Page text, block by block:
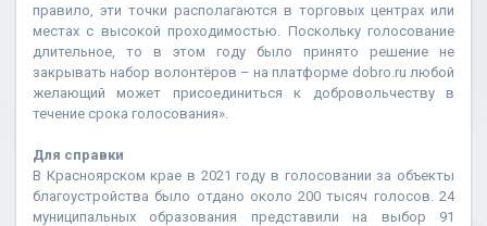
правило, эти точки располагаются в торговых центрах или
местах с высокой проходимостью. Поскольку голосование
длительное, то в этом году было принято решение не
закрывать набор волонтёров – на платформе dobro.ru любой
желающий может присоединиться к добровольчеству в
течение срока голосования».
Для справки
В Красноярском крае в 2021 году в голосовании за объекты
благоустройства было отдано около 200 тысяч голосов. 24
муниципальных образования представили на выбор 91